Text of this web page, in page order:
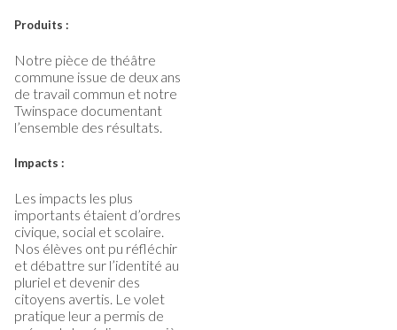
Produits :
Notre pièce de théâtre
commune issue de deux ans
de travail commun et notre
Twinspace documentant
l’ensemble des résultats.
Impacts :
Les impacts les plus
importants étaient d’ordres
civique, social et scolaire.
Nos élèves ont pu réfléchir
et débattre sur l’identité au
pluriel et devenir des
citoyens avertis. Le volet
pratique leur a permis de